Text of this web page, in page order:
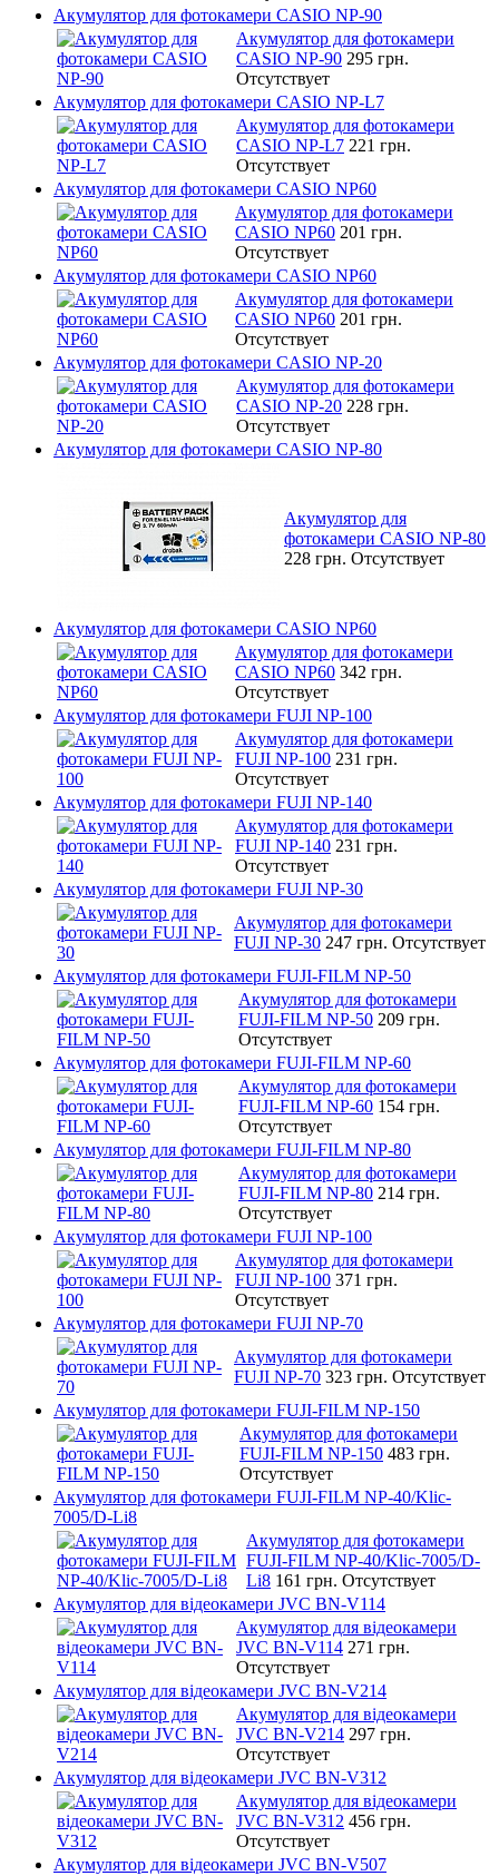
Акумулятор для фотокамери CASIO NP-90
Акумулятор для фотокамери
CASIO NP-90 295 грн.
Отсутствует
Акумулятор для фотокамери CASIO NP-L7
Акумулятор для фотокамери
CASIO NP-L7 221 грн.
Отсутствует
Акумулятор для фотокамери CASIO NP60
Акумулятор для фотокамери
CASIO NP60 201 грн.
Отсутствует
Акумулятор для фотокамери CASIO NP60
Акумулятор для фотокамери
CASIO NP60 201 грн.
Отсутствует
Акумулятор для фотокамери CASIO NP-20
Акумулятор для фотокамери
CASIO NP-20 228 грн.
Отсутствует
Акумулятор для фотокамери CASIO NP-80
Акумулятор для
фотокамери CASIO NP-80
228 грн. Отсутствует
Акумулятор для фотокамери CASIO NP60
Акумулятор для фотокамери
CASIO NP60 342 грн.
Отсутствует
Акумулятор для фотокамери FUJI NP-100
Акумулятор для фотокамери
FUJI NP-100 231 грн.
Отсутствует
Акумулятор для фотокамери FUJI NP-140
Акумулятор для фотокамери
FUJI NP-140 231 грн.
Отсутствует
Акумулятор для фотокамери FUJI NP-30
Акумулятор для фотокамери
FUJI NP-30 247 грн. Отсутствует
Акумулятор для фотокамери FUJI-FILM NP-50
Акумулятор для фотокамери
FUJI-FILM NP-50 209 грн.
Отсутствует
Акумулятор для фотокамери FUJI-FILM NP-60
Акумулятор для фотокамери
FUJI-FILM NP-60 154 грн.
Отсутствует
Акумулятор для фотокамери FUJI-FILM NP-80
Акумулятор для фотокамери
FUJI-FILM NP-80 214 грн.
Отсутствует
Акумулятор для фотокамери FUJI NP-100
Акумулятор для фотокамери
FUJI NP-100 371 грн.
Отсутствует
Акумулятор для фотокамери FUJI NP-70
Акумулятор для фотокамери
FUJI NP-70 323 грн. Отсутствует
Акумулятор для фотокамери FUJI-FILM NP-150
Акумулятор для фотокамери
FUJI-FILM NP-150 483 грн.
Отсутствует
Акумулятор для фотокамери FUJI-FILM NP-40/Klic-
7005/D-Li8
Акумулятор для фотокамери
FUJI-FILM NP-40/Klic-7005/D-
Li8 161 грн. Отсутствует
Акумулятор для відеокамери JVC BN-V114
Акумулятор для відеокамери
JVC BN-V114 271 грн.
Отсутствует
Акумулятор для відеокамери JVC BN-V214
Акумулятор для відеокамери
JVC BN-V214 297 грн.
Отсутствует
Акумулятор для відеокамери JVC BN-V312
Акумулятор для відеокамери
JVC BN-V312 456 грн.
Отсутствует
Акумулятор для відеокамери JVC BN-V507